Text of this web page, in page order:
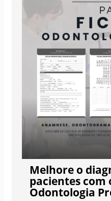
Melhore o
pacientes com
Odontologia